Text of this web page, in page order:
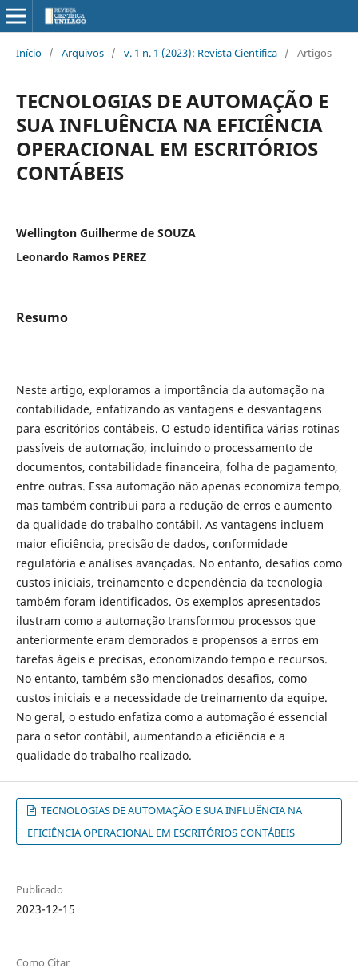
Início / Arquivos / v. 1 n. 1 (2023): Revista Cientifica / Artigos
TECNOLOGIAS DE AUTOMAÇÃO E
SUA INFLUÊNCIA NA EFICIÊNCIA
OPERACIONAL EM ESCRITÓRIOS
CONTÁBEIS
Wellington Guilherme de SOUZA
Leonardo Ramos PEREZ
Resumo
Neste artigo, exploramos a importância da automação na
contabilidade, enfatizando as vantagens e desvantagens
para escritórios contábeis. O estudo identifica várias rotinas
passíveis de automação, incluindo o processamento de
documentos, contabilidade financeira, folha de pagamento,
entre outras. Essa automação não apenas economiza tempo,
mas também contribui para a redução de erros e aumento
da qualidade do trabalho contábil. As vantagens incluem
maior eficiência, precisão de dados, conformidade
regulatória e análises avançadas. No entanto, desafios como
custos iniciais, treinamento e dependência da tecnologia
também foram identificados. Os exemplos apresentados
ilustram como a automação transformou processos que
anteriormente eram demorados e propensos a erros em
tarefas ágeis e precisas, economizando tempo e recursos.
No entanto, também são mencionados desafios, como
custos iniciais e a necessidade de treinamento da equipe.
No geral, o estudo enfatiza como a automação é essencial
para o setor contábil, aumentando a eficiência e a
qualidade do trabalho realizado.
TECNOLOGIAS DE AUTOMAÇÃO E SUA INFLUÊNCIA NA
EFICIÊNCIA OPERACIONAL EM ESCRITÓRIOS CONTÁBEIS
Publicado
2023-12-15
Como Citar